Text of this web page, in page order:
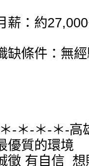
薪：約
缺條件：無
-＊-＊-＊-高
優質的環境
徵 有自信